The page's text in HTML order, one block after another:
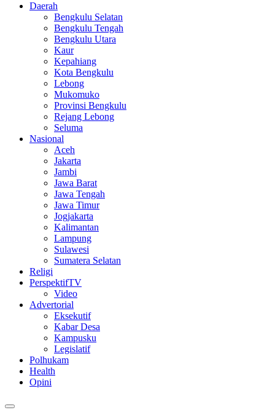
Daerah
Bengkulu Selatan
Bengkulu Tengah
Bengkulu Utara
Kaur
Kepahiang
Kota Bengkulu
Lebong
Mukomuko
Provinsi Bengkulu
Rejang Lebong
Seluma
Nasional
Aceh
Jakarta
Jambi
Jawa Barat
Jawa Tengah
Jawa Timur
Jogjakarta
Kalimantan
Lampung
Sulawesi
Sumatera Selatan
Religi
PerspektifTV
Video
Advertorial
Eksekutif
Kabar Desa
Kampusku
Legislatif
Polhukam
Health
Opini